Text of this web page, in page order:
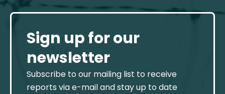
Sign up for our
newsletter
Subscribe to our mailing list to receive
reports via e-mail and stay up to date